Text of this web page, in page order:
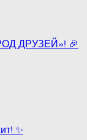
ДРУЗЕЙ»! 🎉
✨